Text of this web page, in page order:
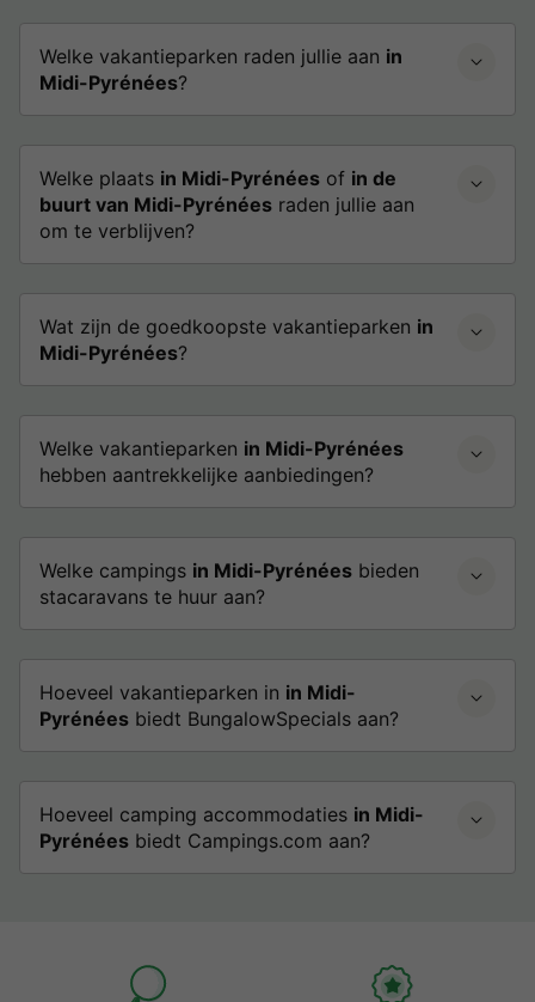
Welke vakantieparken raden jullie aan in
Midi-Pyrénées?
Welke plaats in Midi-Pyrénées of in de
buurt van Midi-Pyrénées raden jullie aan
om te verblijven?
Wat zijn de goedkoopste vakantieparken in
Midi-Pyrénées?
Welke vakantieparken in Midi-Pyrénées
hebben aantrekkelijke aanbiedingen?
Welke campings in Midi-Pyrénées bieden
stacaravans te huur aan?
Hoeveel vakantieparken in in Midi-
Pyrénées biedt BungalowSpecials aan?
Hoeveel camping accommodaties in Midi-
Pyrénées biedt Campings.com aan?